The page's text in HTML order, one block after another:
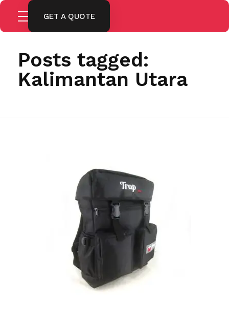
GET A QUOTE
Home Kalimantan Utara
Posts tagged:
Kalimantan Utara